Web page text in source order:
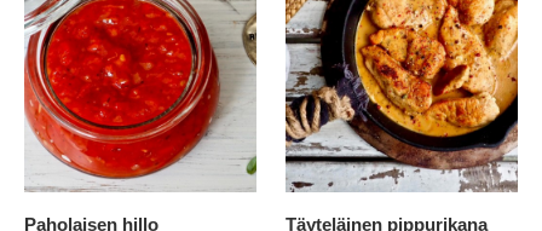
Paholaisen hillo Täyteläinen pippurikana